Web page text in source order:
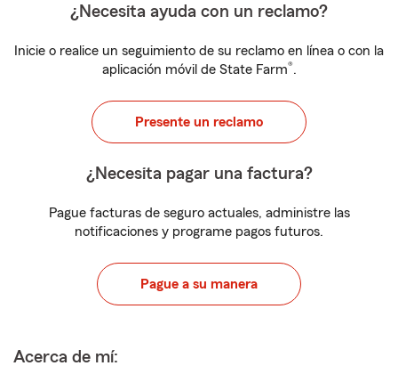
¿Necesita ayuda con un reclamo?
Inicie o realice un seguimiento de su reclamo en línea o con la
aplicación móvil de State Farm®.
Presente un reclamo
¿Necesita pagar una factura?
Pague facturas de seguro actuales, administre las
notificaciones y programe pagos futuros.
Pague a su manera
Acerca de mí: